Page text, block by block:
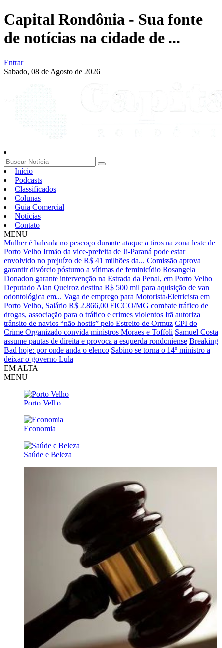
Capital Rondônia - Sua fonte
de notícias na cidade de ...
Entrar
Sabado, 08 de Agosto de 2026
Início
Podcasts
Classificados
Colunas
Guia Comercial
Notícias
Contato
MENU
Mulher é baleada no pescoço durante ataque a tiros na zona leste de
Porto Velho Irmão da vice-prefeita de Ji-Paraná pode estar
envolvido no prejuízo de R$ 41 milhões da... Comissão aprova
garantir divórcio póstumo a vítimas de feminicídio Rosangela
Donadon garante intervenção na Estrada da Penal, em Porto Velho
Deputado Alan Queiroz destina R$ 500 mil para aquisição de van
odontológica em... Vaga de emprego para Motorista/Eletricista em
Porto Velho, Salário R$ 2.866,00 FICCO/MG combate tráfico de
drogas, associação para o tráfico e crimes violentos Irã autoriza
trânsito de navios “não hostis” pelo Estreito de Ormuz CPI do
Crime Organizado convida ministros Moraes e Toffoli Samuel Costa
assume pautas de direita e provoca a esquerda rondoniense Breaking
Bad hoje: por onde anda o elenco Sabino se torna o 14º ministro a
deixar o governo Lula
EM ALTA
MENU
Porto Velho
Economia
Saúde e Beleza